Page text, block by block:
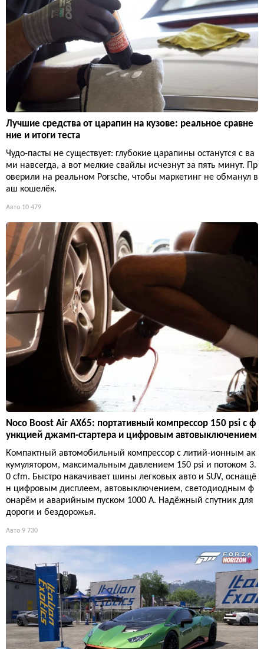
Лучшие средства от царапин на кузове: реальное сравне
ние и итоги теста
Чудо-пасты не существует: глубокие царапины останутся с ва
ми навсегда, а вот мелкие свайлы исчезнут за пять минут. Пр
оверили на реальном Porsche, чтобы маркетинг не обманул в
аш кошелёк.
Авто 10 479
Noco Boost Air AX65: портативный компрессор 150 psi с ф
ункцией джамп-стартера и цифровым автовыключением
Компактный автомобильный компрессор с литий-ионным ак
кумулятором, максимальным давлением 150 psi и потоком 3.
0 cfm. Быстро накачивает шины легковых авто и SUV, оснащё
н цифровым дисплеем, автовыключением, светодиодным ф
онарём и аварийным пуском 1000 А. Надёжный спутник для
дороги и бездорожья.
Авто 9 730